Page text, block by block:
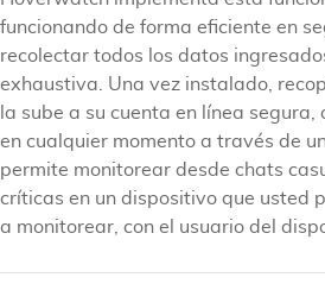
funcionando de forma eficiente en
recolectar todos los datos
exhaustiva. Una vez instalado,
la sube a su cuenta en línea
en cualquier momento a través de
permite monitorear desde chats
críticas en un dispositivo que usted
a monitorear, con el usuario del